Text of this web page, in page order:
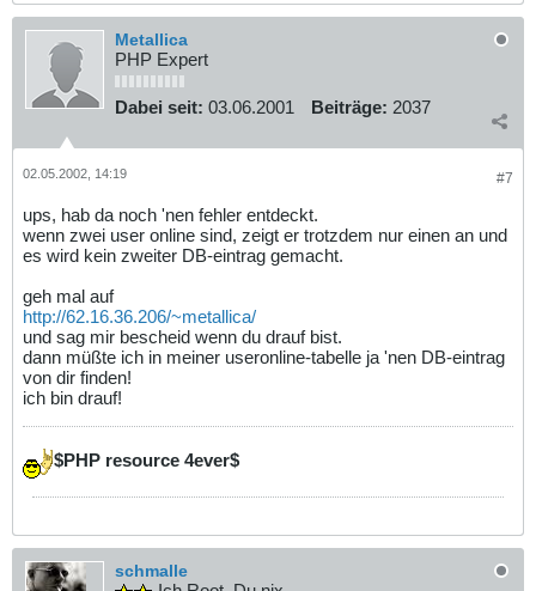
Metallica
PHP Expert
Dabei seit: 03.06.2001 Beiträge: 2037
#7
02.05.2002, 14:19
ups, hab da noch 'nen fehler entdeckt.
wenn zwei user online sind, zeigt er trotzdem nur einen an und
es wird kein zweiter DB-eintrag gemacht.
geh mal auf
http://62.16.36.206/~metallica/
und sag mir bescheid wenn du drauf bist.
dann müßte ich in meiner useronline-tabelle ja 'nen DB-eintrag
von dir finden!
ich bin drauf!
$PHP resource 4ever$
schmalle